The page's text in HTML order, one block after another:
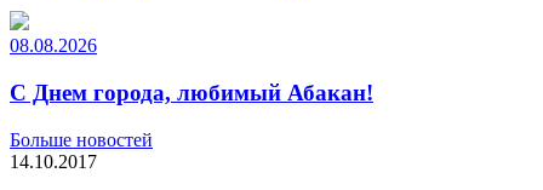
08.08.2026
С Днем города, любимый Абакан!
Больше новостей
14.10.2017